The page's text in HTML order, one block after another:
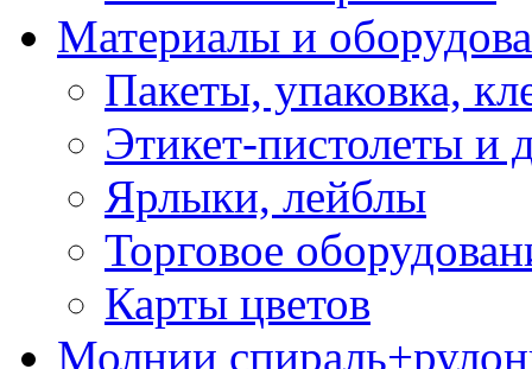
Материалы и
Пакеты, упаковка,
Этикет-пистолеты и
Ярлыки, лейблы
Торговое
Карты цветов
Молнии